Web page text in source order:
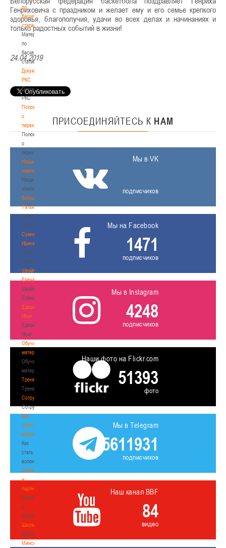
по
баскетбольной
статистике
Материалы
по
баскетбольной
статистике
Документы
РКС
Документы
РКС
Положение
о
переходах
Положение
о
переходах
Наши
чемпионы
Наши
чемпионы
Белошапко
Татьяна
Белошапко
Татьяна
Сумникова
Ирина
Сумникова
Ирина
Швайбович
Елена
Швайбович
Елена
Едешко
Иван
Едешко
Иван
Обучающие
материалы
Обучающие
материалы
Тренерам
Тренерам
Сотрудничество
Сотрудничество
Как
стать
волонтером
Как
стать
волонтером
Спонсоры
и
партнеры
Спонсоры
и
партнеры
Школы
Школы
Минск
Генриховича с праздником и желает ему и его семье крепкого
здоровья, благополучия, удачи во всех делах и начинаниях и
только радостных событий в жизни!
24.04.2019
ПРИСОЕДИНЯЙТЕСЬ К НАМ
Мы в VK
подписчиков
Мы на Facebook
1471
подписчиков
Мы в Instagram
4248
подписчиков
Наши фото на Flickr.com
51393
фото
Мы в Telegram
5611931
подписчиков
Наш канал BBF
84
видео